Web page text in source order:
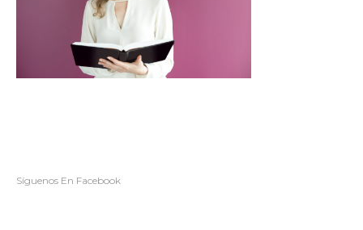
Síguenos En Facebook